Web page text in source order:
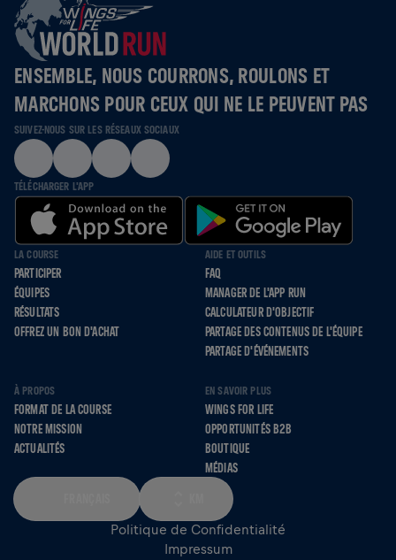
ENSEMBLE, NOUS COURRONS, ROULONS ET
MARCHONS POUR CEUX QUI NE LE PEUVENT PAS
SUIVEZ-NOUS SUR LES RÉSEAUX SOCIAUX
TÉLÉCHARGER L'APP
LA COURSE
PARTICIPER
ÉQUIPES
RÉSULTATS
OFFREZ UN BON D'ACHAT
AIDE ET OUTILS
FAQ
MANAGER DE L'APP RUN
CALCULATEUR D'OBJECTIF
PARTAGE DES CONTENUS DE L'ÉQUIPE
PARTAGE D'ÉVÉNEMENTS
À PROPOS
FORMAT DE LA COURSE
NOTRE MISSION
ACTUALITÉS
EN SAVOIR PLUS
WINGS FOR LIFE
OPPORTUNITÉS B2B
BOUTIQUE
MÉDIAS
Politique de Confidentialité
Impressum